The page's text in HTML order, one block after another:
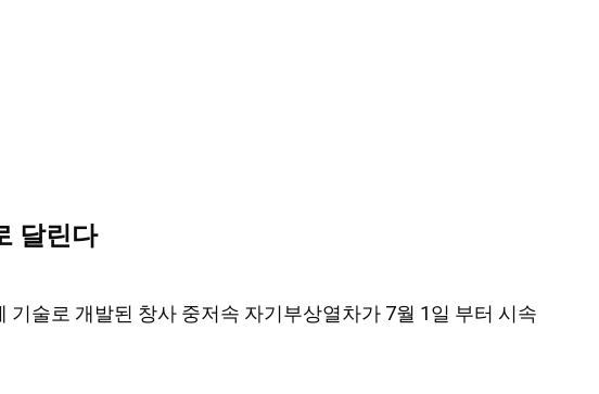
달린다
술로 개발된 창사 중저속 자기부상열차가 7월 1일 부터 시속